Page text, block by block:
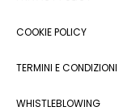
COOKIE POLICY
TERMINI E CONDIZIONI
WHISTLEBLOWING